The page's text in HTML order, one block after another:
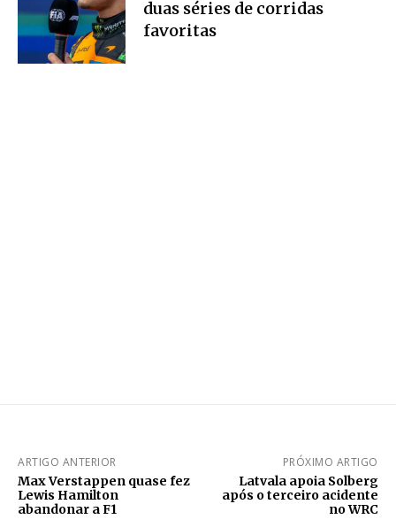
duas séries de corridas
favoritas
ARTIGO ANTERIOR
Max Verstappen quase fez
Lewis Hamilton
abandonar a F1
PRÓXIMO ARTIGO
Latvala apoia Solberg
após o terceiro acidente
no WRC